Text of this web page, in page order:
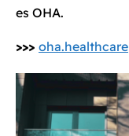
es OHA.
>>> oha.healthcare